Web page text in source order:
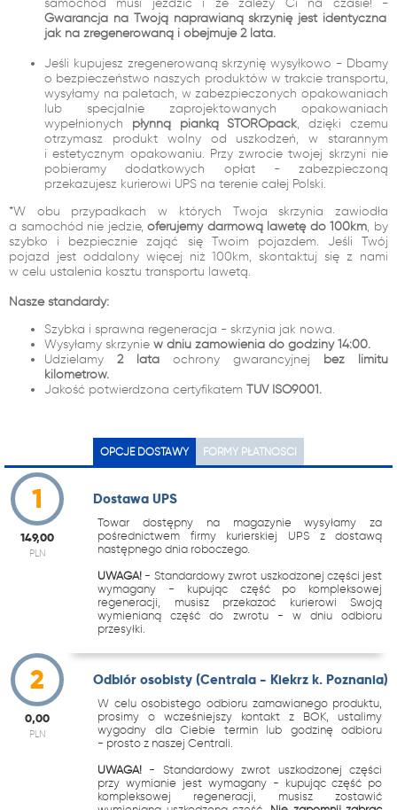
samochód musi jeździć i że zależy Ci na czasie! -
Gwarancja na Twoją naprawianą skrzynię jest identyczna
jak na zregenerowaną i obejmuje 2 lata.
Jeśli kupujesz zregenerowaną skrzynię wysyłkowo - Dbamy
o bezpieczeństwo naszych produktów w trakcie transportu,
wysyłamy na paletach, w zabezpieczonych opakowaniach
lub specjalnie zaprojektowanych opakowaniach
wypełnionych płynną pianką STOROpack, dzięki czemu
otrzymasz produkt wolny od uszkodzeń, w starannym
i estetycznym opakowaniu. Przy zwrocie twojej skrzyni nie
pobieramy dodatkowych opłat - zabezpieczoną
przekazujesz kurierowi UPS na terenie całej Polski.
*W obu przypadkach w których Twoja skrzynia zawiodła
a samochód nie jedzie,oferujemy darmową lawetę do 100km, by
szybko i bezpiecznie zająć się Twoim pojazdem. Jeśli Twój
pojazd jest oddalony więcej niż 100km, skontaktuj się z nami
w celu ustalenia kosztu transportu lawetą.
Nasze standardy:
Szybka i sprawna regeneracja - skrzynia jak nowa.
Wysyłamy skrzynie w dniu zamówienia do godziny 14:00.
Udzielamy 2 lata ochrony gwarancyjnej bez limitu
kilometrów.
Jakość potwierdzona certyfikatem TUV ISO9001.
OPCJE DOSTAWY FORMY PŁATNOŚCI
1
149,00
PLN
Dostawa UPS
Towar dostępny na magazynie wysyłamy za
pośrednictwem firmy kurierskiej UPS z dostawą
następnego dnia roboczego.
UWAGA! - Standardowy zwrot uszkodzonej części jest
wymagany - kupując część po kompleksowej
regeneracji, musisz przekazać kurierowi Swoją
wymienianą część do zwrotu - w dniu odbioru
przesyłki.
2
0,00
PLN
Odbiór osobisty (Centrala - Kiekrz k. Poznania)
W celu osobistego odbioru zamawianego produktu,
prosimy o wcześniejszy kontakt z BOK, ustalimy
wygodny dla Ciebie termin lub godzinę odbioru
- prosto z naszej Centrali.
UWAGA! - Standardowy zwrot uszkodzonej części
przy wymianie jest wymagany - kupując część po
kompleksowej regeneracji, musisz zostawić